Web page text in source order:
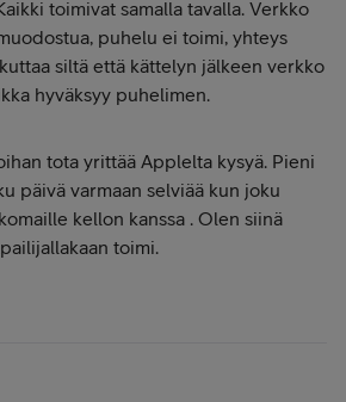
toimivat samalla tavalla. Verkko
puhelu ei toimi, yhteys
siltä että kättelyn jälkeen verkko
hyväksyy puhelimen.
tota yrittää Applelta kysyä. Pieni
päivä varmaan selviää kun joku
kellon kanssa . Olen siinä
toimi.